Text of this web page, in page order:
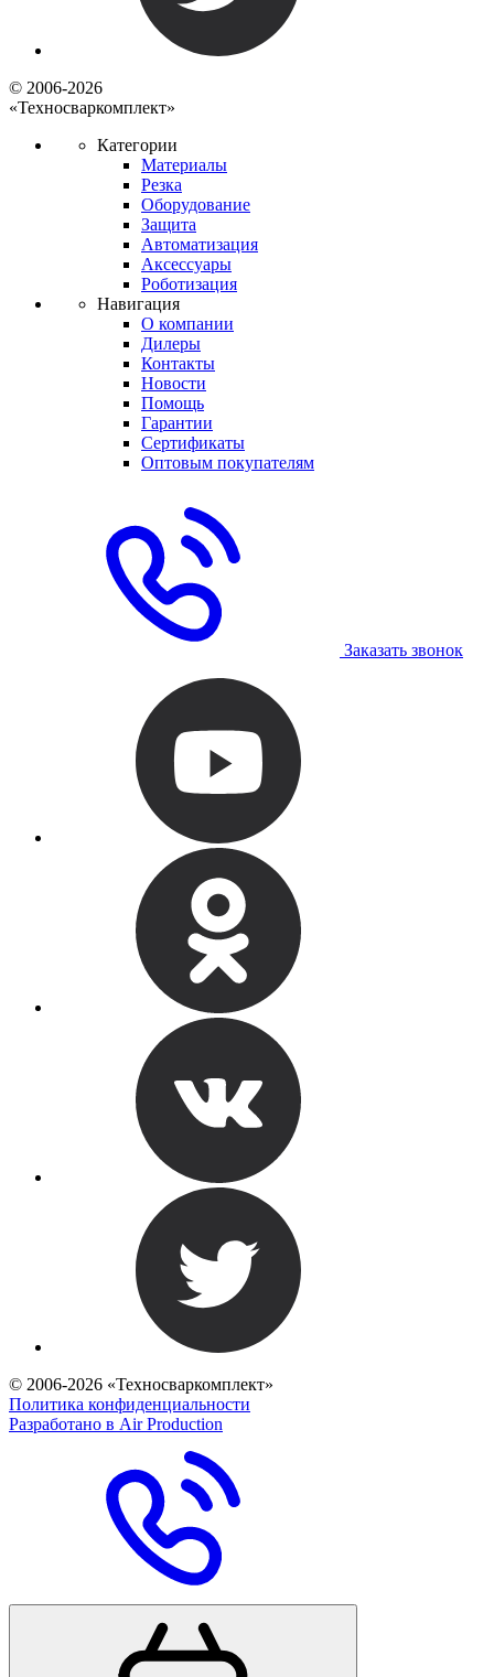
© 2006-2026
«Техносваркомплект»
Категории
Материалы
Резка
Оборудование
Защита
Автоматизация
Аксессуары
Роботизация
Навигация
О компании
Дилеры
Контакты
Новости
Помощь
Гарантии
Сертификаты
Оптовым покупателям
Заказать звонок
© 2006-2026 «Техносваркомплект»
Политика конфиденциальности
Разработано в Air Production